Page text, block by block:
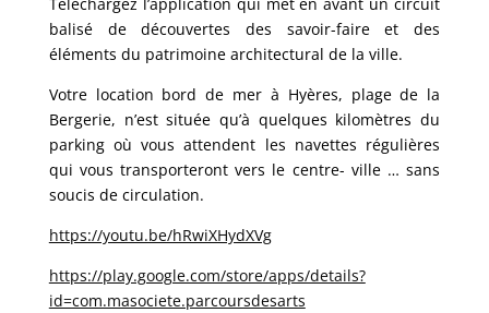
balisé de découvertes des savoir-faire et des
éléments du patrimoine architectural de la ville.
Votre location bord de mer à Hyères, plage de la
Bergerie, n’est située qu’à quelques kilomètres du
parking où vous attendent les navettes régulières
qui vous transporteront vers le centre- ville … sans
soucis de circulation.
https://youtu.be/hRwiXHydXVg
https://play.google.com/store/apps/details?
id=com.masociete.parcoursdesarts